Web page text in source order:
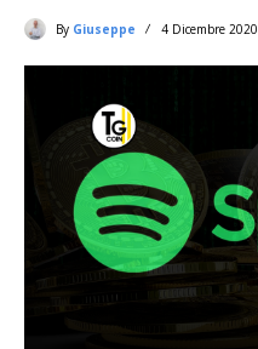
By Giuseppe 4 Dicembre 2020